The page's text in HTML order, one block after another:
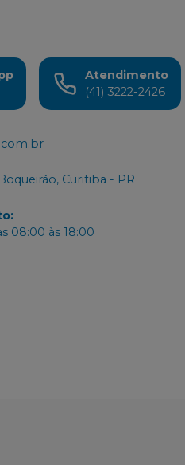
Atendimento
(41) 3222-2426
Curitiba - PR
:
08:00 às 18:00